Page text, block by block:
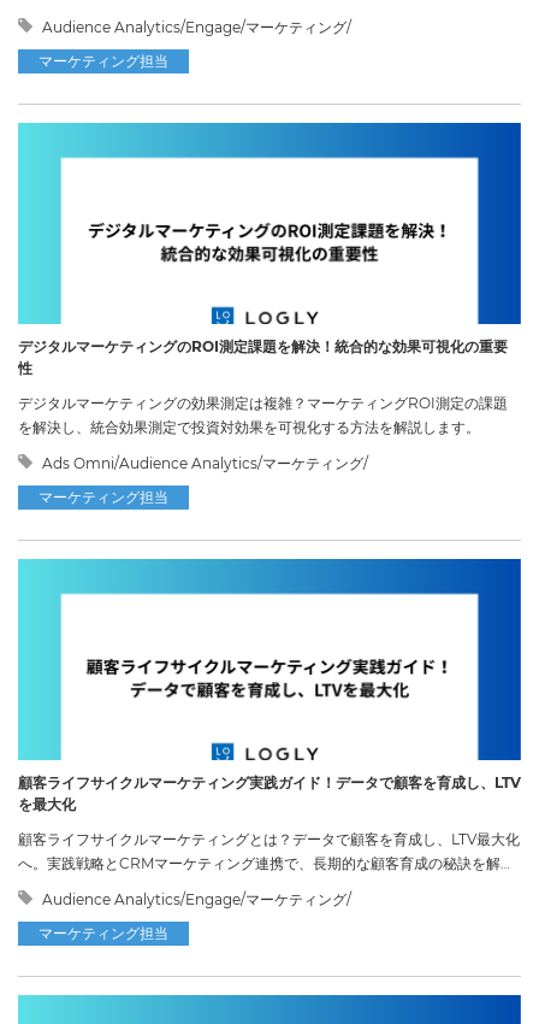
手法を解説します。
Audience Analytics/Engage/マーケティング/
マーケティング担当
デジタルマーケティングのROI測定課題を解決！統合的な効果可視化の重要
性
デジタルマーケティングの効果測定は複雑？マーケティングROI測定の課題
を解決し、統合効果測定で投資対効果を可視化する方法を解説します。
Ads Omni/Audience Analytics/マーケティング/
マーケティング担当
顧客ライフサイクルマーケティング実践ガイド！データで顧客を育成し、LTV
を最大化
顧客ライフサイクルマーケティングとは？データで顧客を育成し、LTV最大化
へ。実践戦略とCRMマーケティング連携で、長期的な顧客育成の秘訣を解説
します。
Audience Analytics/Engage/マーケティング/
マーケティング担当